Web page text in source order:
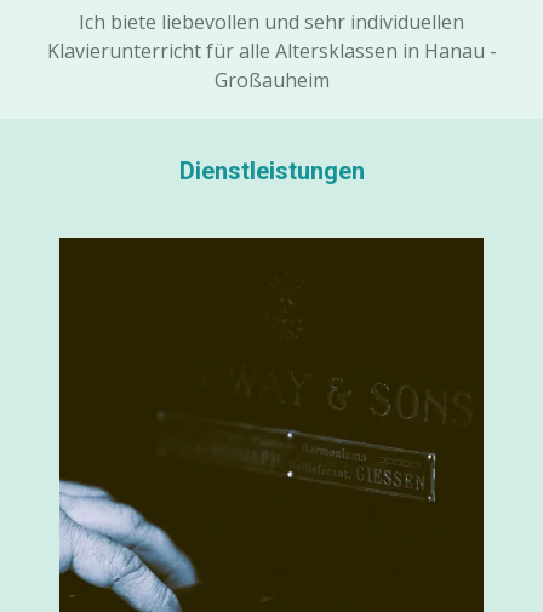
Ich biete liebevollen und sehr individuellen
Klavierunterricht für alle Altersklassen in Hanau -
Großauheim
Dienstleistungen